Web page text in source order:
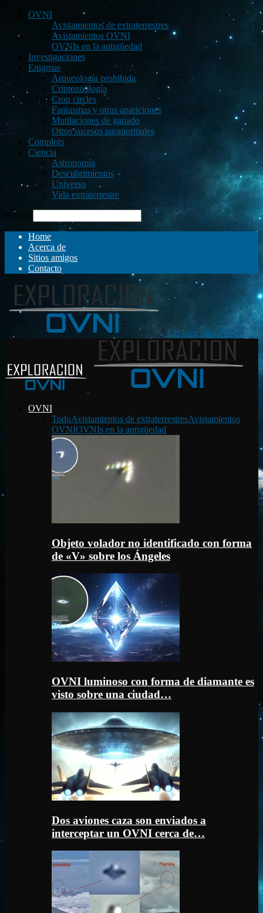
OVNI
Avistamientos de extraterrestres
Avistamientos OVNI
OVNIs en la antigüedad
Investigaciones
Enigmas
Arqueología prohibida
Criptozoología
Crop circles
Fantasmas y otras apariciones
Mutilaciones de ganado
Otros sucesos paranormales
Complots
Ciencia
Astronomía
Descubrimientos
Universo
Vida extraterrestre
Buscar
Home
Acerca de
Sitios amigos
Contacto
Exploración OVNI
OVNI
TodoAvistamientos de extraterrestresAvistamientos
OVNIOVNIs en la antigüedad
Objeto volador no identificado con forma
de «V» sobre los Ángeles
OVNI luminoso con forma de diamante es
visto sobre una ciudad…
Dos aviones caza son enviados a
interceptar un OVNI cerca de…